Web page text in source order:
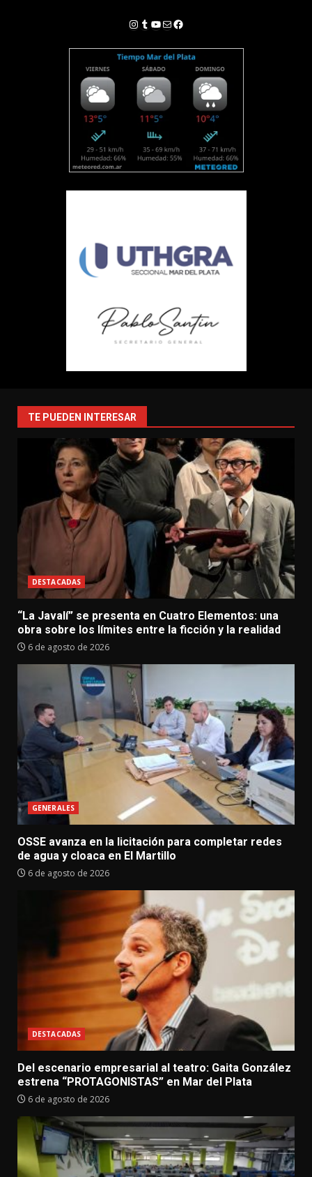
Instagram
Tumblr
YouTube
Correo electrónico
Facebook
TE PUEDEN INTERESAR
DESTACADAS
“La Javalí” se presenta en Cuatro Elementos: una
obra sobre los límites entre la ficción y la realidad
6 de agosto de 2026
GENERALES
OSSE avanza en la licitación para completar redes
de agua y cloaca en El Martillo
6 de agosto de 2026
DESTACADAS
Del escenario empresarial al teatro: Gaita González
estrena “PROTAGONISTAS” en Mar del Plata
6 de agosto de 2026